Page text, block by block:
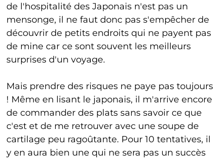
de l'hospitalité des Japonais n'est pas un
mensonge, il ne faut donc pas s'empêcher de
découvrir de petits endroits qui ne payent pas
de mine car ce sont souvent les meilleurs
surprises d'un voyage.
Mais prendre des risques ne paye pas toujours
! Même en lisant le japonais, il m'arrive encore
de commander des plats sans savoir ce que
c'est et de me retrouver avec une soupe de
cartilage peu ragoûtante. Pour 10 tentatives, il
y en aura bien une qui ne sera pas un succès